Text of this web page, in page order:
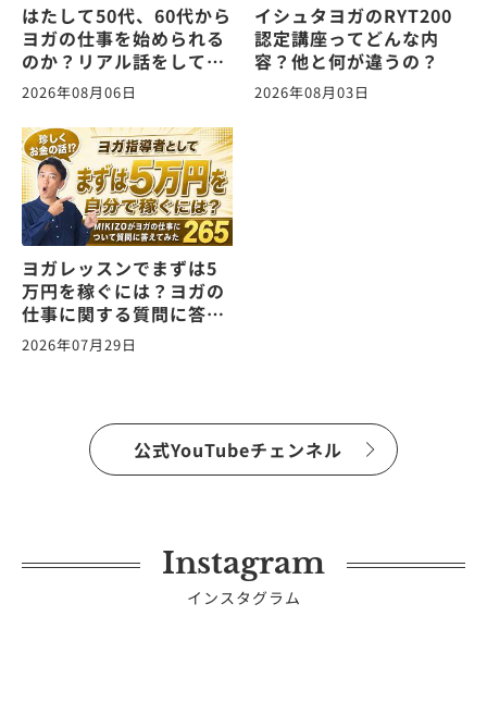
はたして50代、60代から
ヨガの仕事を始められる
のか？リアル話をしてみ
た。ヨガの仕事に関する
質問に答えます！
vol.266
2026年08月06日
イシュタヨガのRYT200
認定講座ってどんな内
容？他と何が違うの？
2026年08月03日
ヨガレッスンでまずは5
万円を稼ぐには？ヨガの
仕事に関する質問に答え
ます！vol.265
2026年07月29日
公式YouTubeチェンネル
Instagram
インスタグラム